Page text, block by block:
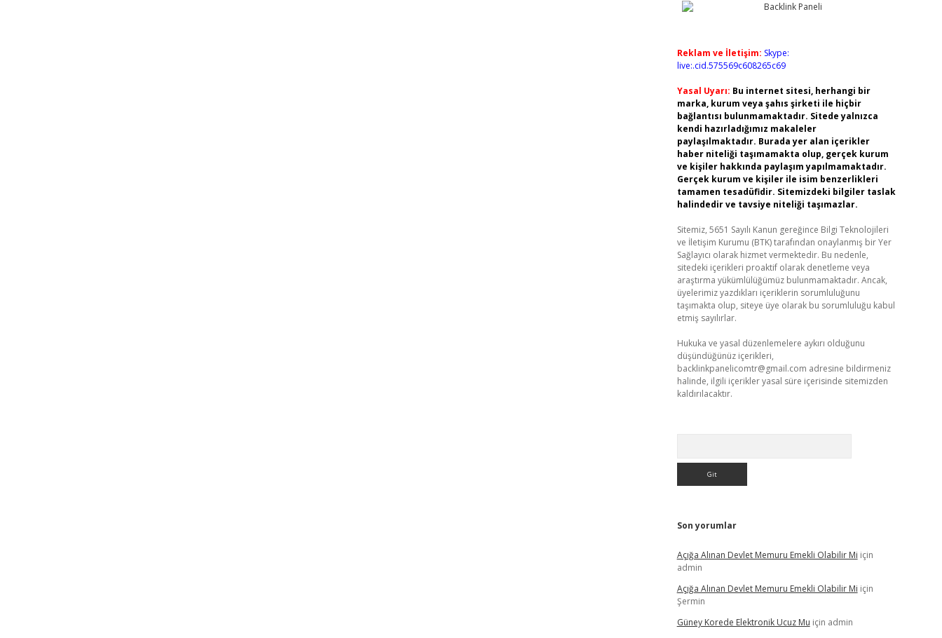
Reklam ve İletişim: Skype:
live:.cid.575569c608265c69
Yasal Uyarı: Bu internet sitesi, herhangi bir
marka, kurum veya şahıs şirketi ile hiçbir
bağlantısı bulunmamaktadır. Sitede yalnızca
kendi hazırladığımız makaleler
paylaşılmaktadır. Burada yer alan içerikler
haber niteliği taşımamakta olup, gerçek kurum
ve kişiler hakkında paylaşım yapılmamaktadır.
Gerçek kurum ve kişiler ile isim benzerlikleri
tamamen tesadüfidir. Sitemizdeki bilgiler taslak
halindedir ve tavsiye niteliği taşımazlar.
Sitemiz, 5651 Sayılı Kanun gereğince Bilgi Teknolojileri
ve İletişim Kurumu (BTK) tarafından onaylanmış bir Yer
Sağlayıcı olarak hizmet vermektedir. Bu nedenle,
sitedeki içerikleri proaktif olarak denetleme veya
araştırma yükümlülüğümüz bulunmamaktadır. Ancak,
üyelerimiz yazdıkları içeriklerin sorumluluğunu
taşımakta olup, siteye üye olarak bu sorumluluğu kabul
etmiş sayılırlar.
Hukuka ve yasal düzenlemelere aykırı olduğunu
düşündüğünüz içerikleri,
backlinkpanelicomtr@gmail.com adresine bildirmeniz
halinde, ilgili içerikler yasal süre içerisinde sitemizden
kaldırılacaktır.
Son yorumlar
Açığa Alınan Devlet Memuru Emekli Olabilir Mi için
admin
Açığa Alınan Devlet Memuru Emekli Olabilir Mi için
Şermin
Güney Korede Elektronik Ucuz Mu için admin